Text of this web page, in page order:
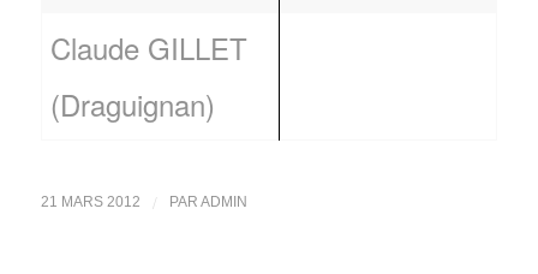
Claude GILLET
(Draguignan)
21 MARS 2012 / PAR ADMIN